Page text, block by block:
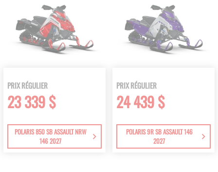
PRIX RÉGULIER
23 339 $
POLARIS 850 SB ASSAULT NRW
146 2027
PRIX RÉGULIER
24 439 $
POLARIS 9R SB ASSAULT 146
2027